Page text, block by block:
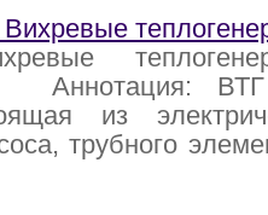
Аннотация: ВТГ
из
трубного